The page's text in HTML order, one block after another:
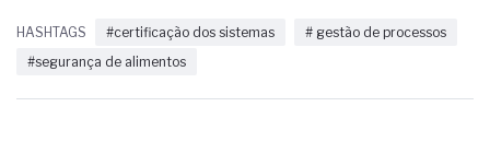
HASHTAGS #certificação dos sistemas
# gestão de processos
#segurança de alimentos